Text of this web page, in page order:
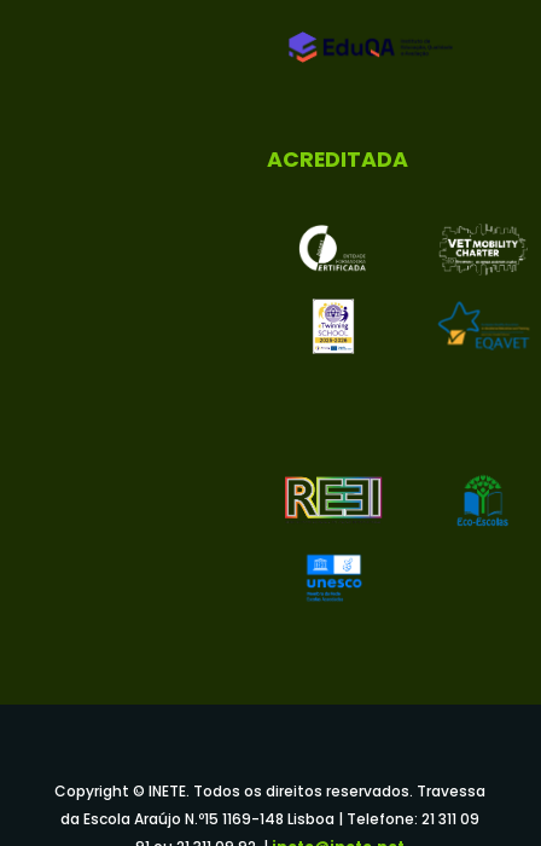
ACREDITADA
Copyright © INETE. Todos os direitos reservados. Travessa
da Escola Araújo N.º15 1169-148 Lisboa | Telefone: 21 311 09